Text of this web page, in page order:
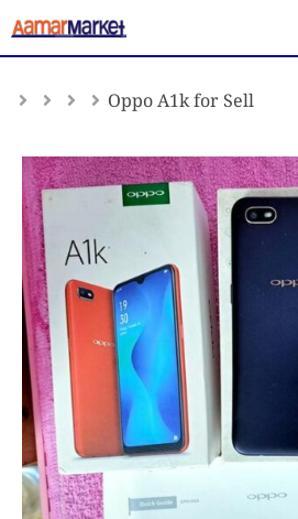
Skip
to
Oppo A1k for Sell